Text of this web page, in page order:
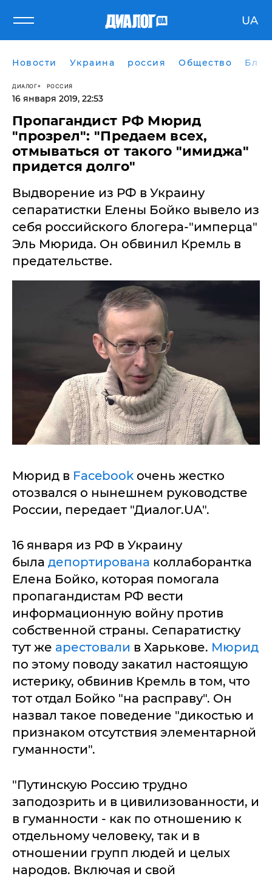
UA
Новости Украина россия Общество
ДИАЛОГ РОССИЯ
16 января 2019, 22:53
​Пропагандист РФ Мюрид
"прозрел": "Предаем всех,
отмываться от такого "имиджа"
придется долго"
Выдворение из РФ в Украину
сепаратистки Елены Бойко вывело из
себя российского блогера-"имперца"
Эль Мюрида. Он обвинил Кремль в
предательстве.
Мюрид в Facebook очень жестко
отозвался о нынешнем руководстве
России, передает "Диалог.UA".
16 января из РФ в Украину
была депортирована коллаборантка
Елена Бойко, которая помогала
пропагандистам РФ вести
информационную войну против
собственной страны. Сепаратистку
тут же арестовали в Харькове. Мюрид
по этому поводу закатил настоящую
истерику, обвинив Кремль в том, что
тот отдал Бойко "на расправу". Он
назвал такое поведение "дикостью и
признаком отсутствия элементарной
гуманности".
"Путинскую Россию трудно
заподозрить и в цивилизованности, и
в гуманности - как по отношению к
отдельному человеку, так и в
отношении групп людей и целых
народов. Включая и свой